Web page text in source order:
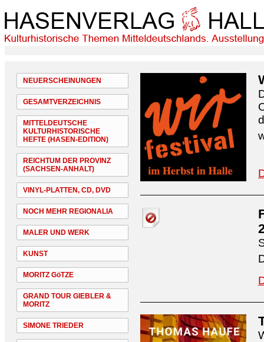
NEUERSCHEINUNGEN
GESAMTVERZEICHNIS
MITTELDEUTSCHE
KULTURHISTORISCHE
HEFTE (HASEN-EDITION)
REICHTUM DER PROVINZ
(SACHSEN-ANHALT)
VINYL-PLATTEN, CD, DVD
NOCH MEHR REGIONALIA
MALER UND WERK
KUNST
MORITZ GöTZE
GRAND TOUR GIEBLER &
MORITZ
SIMONE TRIEDER